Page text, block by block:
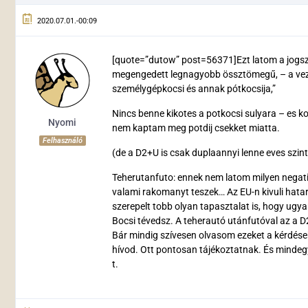
2020.07.01.-00:09
Nyomi
Felhasználó
[quote=”dutow” post=56371]Ezt latom a
megengedett legnagyobb össztömegű, – a
személygépkocsi és annak pótkocsija,”
Nincs benne kikotes a potkocsi sulyara – es
nem kaptam meg potdij csekket miatta.
(de a D2+U is csak duplaannyi lenne eves
Teherutanfuto: ennek nem latom milyen
valami rakomanyt teszek… Az EU-n kivuli
szerepelt tobb olyan tapasztalat is, hogy
Bocsi tévedsz. A teherautó utánfutóval az a
Bár mindig szívesen olvasom ezeket a
hívod. Ott pontosan tájékoztatnak. És
t.